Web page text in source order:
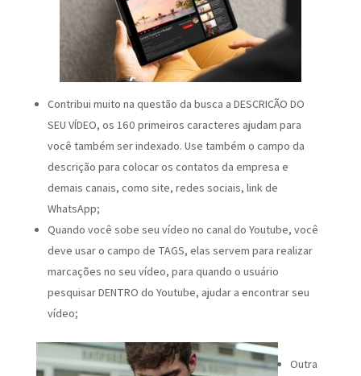
Contribui muito na questão da busca a DESCRIÇÃO DO
SEU VÍDEO, os 160 primeiros caracteres ajudam para
você também ser indexado. Use também o campo da
descrição para colocar os contatos da empresa e
demais canais, como site, redes sociais, link de
WhatsApp;
Quando você sobe seu vídeo no canal do Youtube, você
deve usar o campo de TAGS, elas servem para realizar
marcações no seu vídeo, para quando o usuário
pesquisar DENTRO do Youtube, ajudar a encontrar seu
vídeo;
Outra